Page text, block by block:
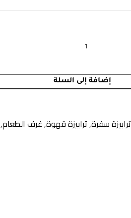
إضافة إلى السلة
ترابيزة سفرة,ترابيزة قهوة,غرف الطعام,